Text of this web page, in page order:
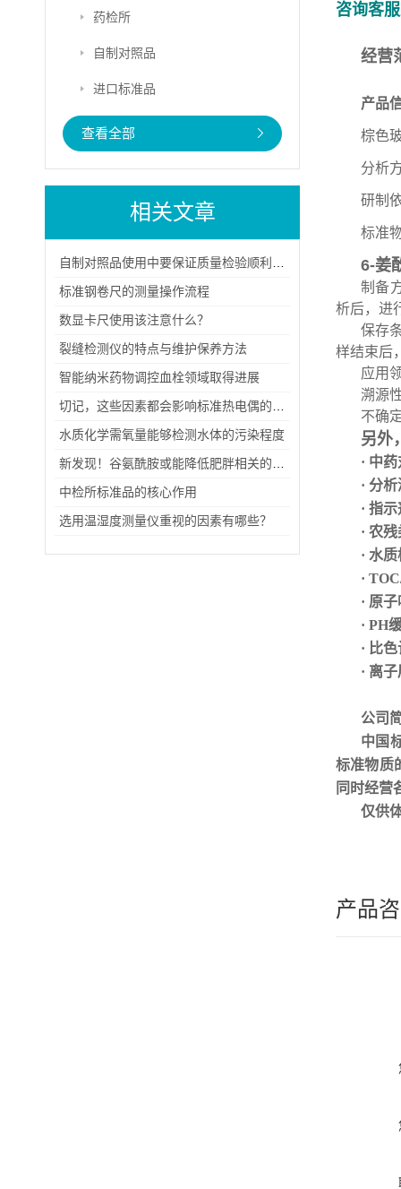
药检所
自制对照品
进口标准品
查看全部
相关文章
标准钢卷尺的测量操作流程
数显卡尺使用该注意什么？
裂缝检测仪的特点与维护保养方法
智能纳米药物调控血栓领域取得进展
水质化学需氧量能够检测水体的污染程度
中检所标准品的核心作用
选用温湿度测量仪重视的因素有哪些？
咨询客
经营
产品
棕色
分析
研制
标准
6-姜
制备
析后，进
保存
样结束后
应用
溯源
不确
另外
· 中
· 分
· 指
· 农
· 水
·
· 原
· PH
· 比
· 离
公司
中国
标准物质
同时经营
仅供
产品